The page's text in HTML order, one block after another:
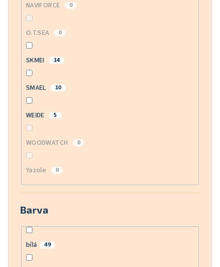
NAVIFORCE 0
O.T.SEA 0
SKMEI 14
SMAEL 10
WEIDE 5
WOODWATCH 0
Yazole 0
Barva
bílá 49